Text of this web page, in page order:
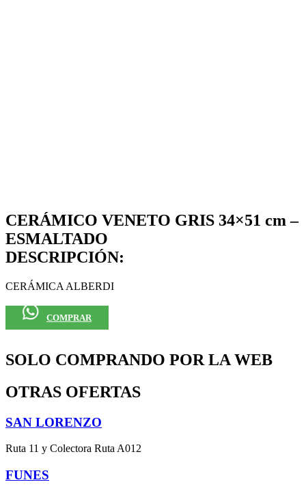
CERÁMICO VENETO GRIS 34×51 cm –
ESMALTADO
DESCRIPCIÓN:
CERÁMICA ALBERDI
COMPRAR
SOLO COMPRANDO POR LA WEB
OTRAS OFERTAS
SAN LORENZO
Ruta 11 y Colectora Ruta A012
FUNES